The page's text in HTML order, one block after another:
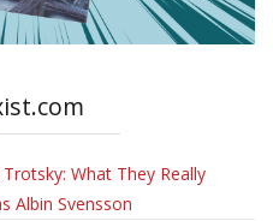
What They Really
Albin Svensson